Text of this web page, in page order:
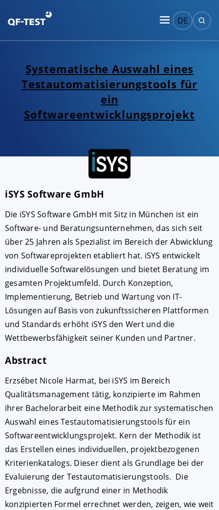
DE
Systematische Auswahl eines
Testautomatisierungstools für
ein
Softwareentwicklungsprojekt
iSYS Software GmbH
Die iSYS Software GmbH mit Sitz in München ist ein
Software- und Beratungsunternehmen, das sich seit
über 25 Jahren als Spezialist im Bereich der Abwicklung
von Softwareprojekten etabliert hat. iSYS entwickelt
individuelle Softwarelösungen und bietet Beratung im
gesamten Projektumfeld. Durch Konzeption,
Implementierung, Betrieb und Wartung von IT-
Lösungen auf Basis von zukunftssicheren Plattformen
und Standards erhöht iSYS den Wert und die
Wettbewerbsfähigkeit seiner Kunden und Partner.
Abstract
Erzsébet Nicole Harmat, bei iSYS im Bereich
Qualitätsmanagement tätig, konzipierte im Rahmen
ihrer Bachelorarbeit eine Methodik zur systematischen
Auswahl eines Testautomatisierungstools für ein
Softwareentwicklungsprojekt. Kern der Methodik ist
das Erstellen eines individuellen, projektbezogenen
Kriterienkatalogs. Dieser dient als Grundlage bei der
Evaluierung der Testautomatisierungstools. Die
Ergebnisse, die aufgrund einer in Methodik
konzipierten Formel errechnet werden, zeigen, wie weit